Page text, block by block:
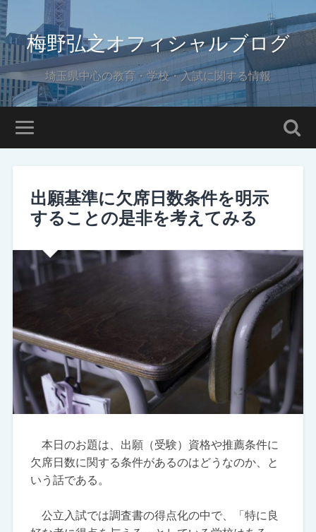
梅野弘之オフィシャルブログ
埼玉県中心の教育・学校・入試に関する情報
出願基準に欠席日数条件を明示
することの是非を考えてみる
本日のお題は、出願（受験）資格や推薦条件に
欠席日数に関する条件があるのはどうなのか、と
いう話である。
公立入試では調査書の得点化の中で、「特に良